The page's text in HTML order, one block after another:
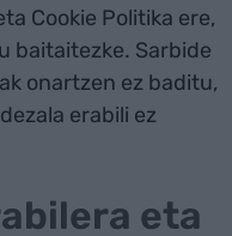
Cookie Politika​​​​​​​ ere,
baitaitezke. Sarbide
onartzen ez baditu,
erabili ez
eta